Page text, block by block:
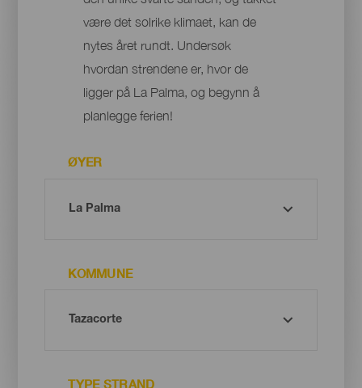
være det solrike klimaet, kan de
nytes året rundt. Undersøk
hvordan strendene er, hvor de
ligger på La Palma, og begynn å
planlegge ferien!
ØYER
KOMMUNE
TYPE STRAND